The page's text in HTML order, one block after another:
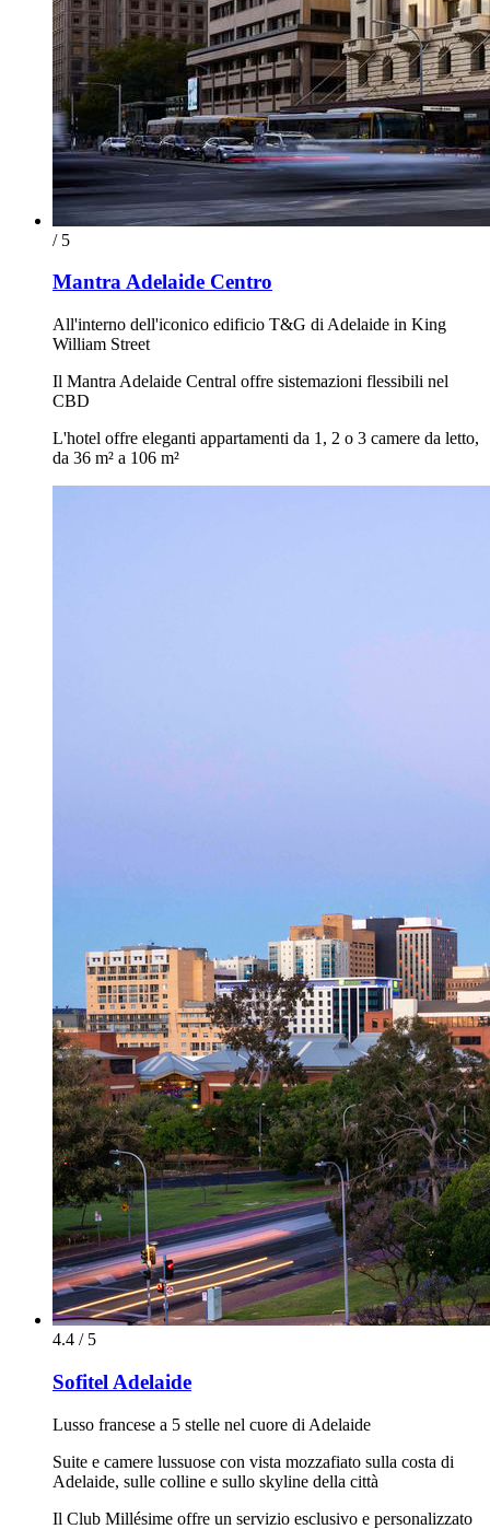
/ 5
Mantra Adelaide Centro
All'interno dell'iconico edificio T&G di Adelaide in King
William Street
Il Mantra Adelaide Central offre sistemazioni flessibili nel
CBD
L'hotel offre eleganti appartamenti da 1, 2 o 3 camere da letto,
da 36 m² a 106 m²
4.4 / 5
Sofitel Adelaide
Lusso francese a 5 stelle nel cuore di Adelaide
Suite e camere lussuose con vista mozzafiato sulla costa di
Adelaide, sulle colline e sullo skyline della città
Il Club Millésime offre un servizio esclusivo e personalizzato